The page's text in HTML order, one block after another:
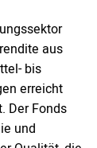
aus
bis
erreicht
Der Fonds
und